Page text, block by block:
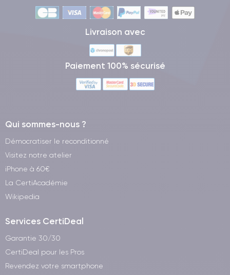
Livraison avec
Paiement 100% sécurisé
Qui sommes-nous ?
Démocratiser le reconditionné
Visitez notre atelier
iPhone à 60€
La CertiAcadémie
Wikipedia
Services CertiDeal
Garantie 30/30
CertiDeal pour les Pros
Revendez votre smartphone